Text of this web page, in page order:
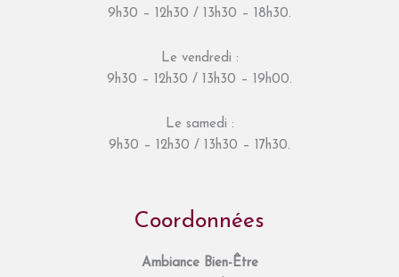
9h30 – 12h30 / 13h30 – 18h30.
Le vendredi :
9h30 – 12h30 / 13h30 – 19h00.
Le samedi :
9h30 – 12h30 / 13h30 – 17h30.
Coordonnées
Ambiance Bien-Être